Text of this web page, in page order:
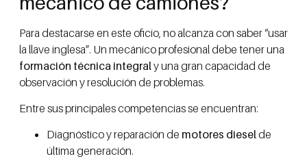
Para destacarse en este oficio, no alcanza con saber “usar
la llave inglesa”. Un mecánico profesional debe tener una
formación técnica integral y una gran capacidad de
observación y resolución de problemas.
Entre sus principales competencias se encuentran:
Diagnóstico y reparación de motores dieselde
última generación.